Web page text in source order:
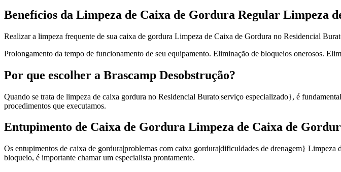
Benefícios da Limpeza de Caixa de Gordura Regular Limpeza
Realizar a limpeza frequente de sua caixa de gordura Limpeza de Caixa de Gordura no Residencial
Prolongamento da tempo de funcionamento de seu equipamento. Eliminação de bloqueios onerosos.
Por que escolher a Brascamp Desobstrução?
Quando se trata de limpeza de caixa gordura no Residencial Burato|serviço especializado}, é
procedimentos que executamos.
Entupimento de Caixa de Gordura Limpeza de Caixa de
Os entupimentos de caixa de gordura|problemas com caixa gordura|dificuldades de drenagem}
bloqueio, é importante chamar um especialista prontamente.